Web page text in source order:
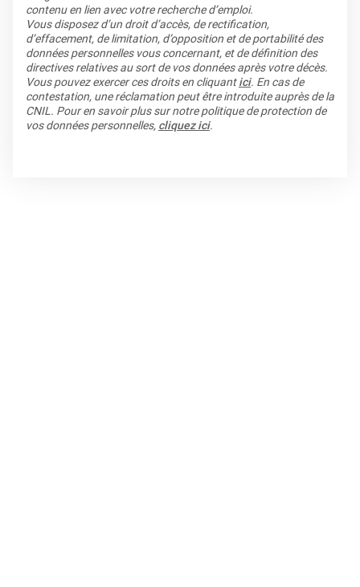
contenu en lien avec votre recherche d’emploi.
Vous disposez d’un droit d’accès, de rectification,
d’effacement, de limitation, d’opposition et de portabilité des
données personnelles vous concernant, et de définition des
directives relatives au sort de vos données après votre décès.
Vous pouvez exercer ces droits en cliquantici. En cas de
contestation, une réclamation peut être introduite auprès de la
CNIL. Pour en savoir plus sur notre politique de protection de
vos données personnelles, cliquez ici.